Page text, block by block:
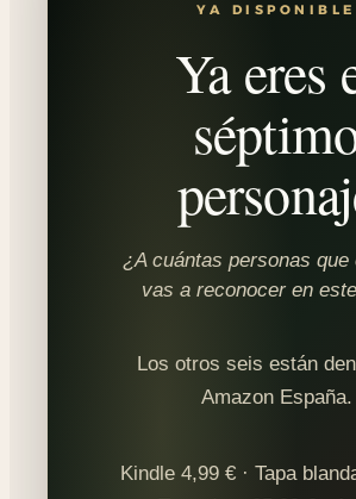
YA DISPONIBLE
Ya eres
¿A cuántas personas que
vas a reconocer en
Los otros seis están
Amazon España.
Kindle 4,99 € · Tapa